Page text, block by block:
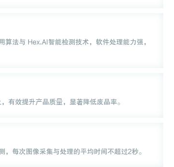
法与 Hex.AI智能检测技术，软件处理能力强，
有效提升产品质量，显著降低废品率。
每次图像采集与处理的平均时间不超过2秒。